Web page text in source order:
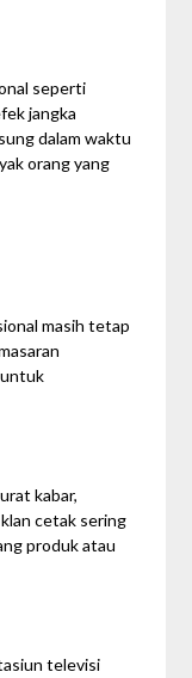
seperti
jangka
dalam waktu
orang yang
masih tetap
untuk
kabar,
cetak sering
produk atau
televisi